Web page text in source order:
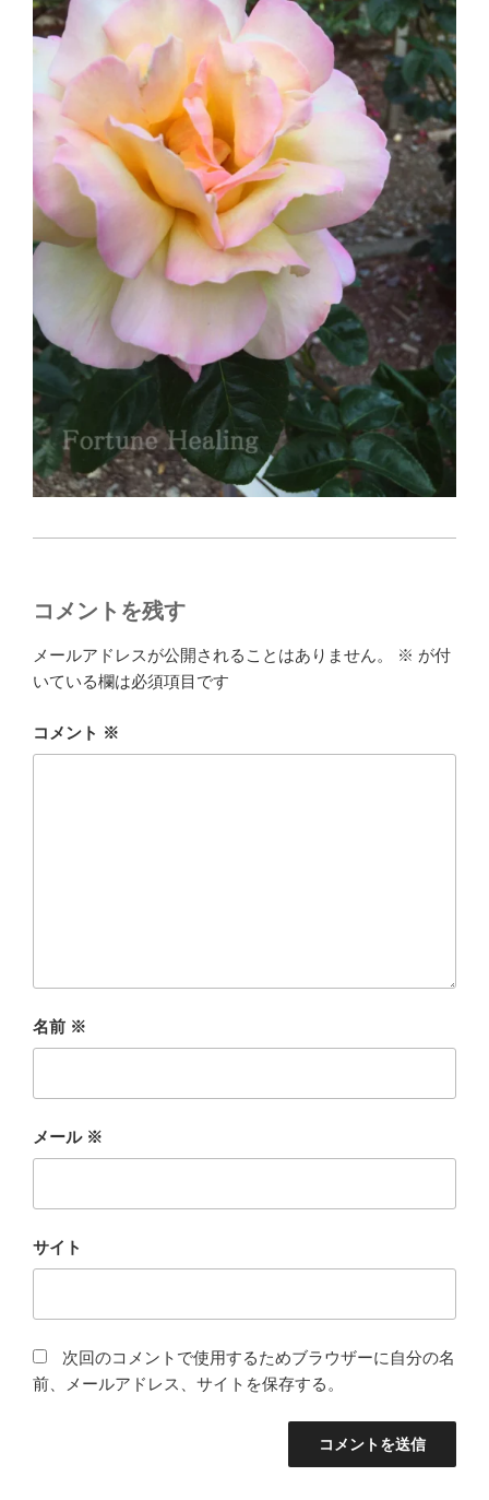
コメントを残す
メールアドレスが公開されることはありません。 ※ が付
いている欄は必須項目です
コメント ※
名前 ※
メール ※
サイト
次回のコメントで使用するためブラウザーに自分の名
前、メールアドレス、サイトを保存する。